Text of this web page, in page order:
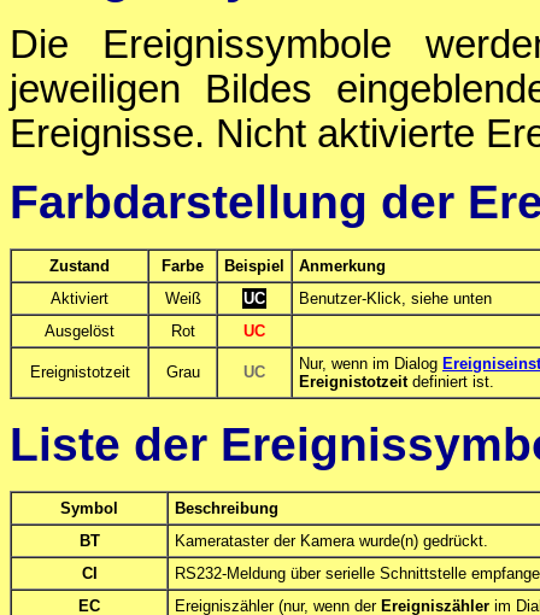
Die Ereignissymbole
jeweiligen Bildes
Ereignisse. Nicht aktivierte
Farbdarstellung der
Zustand Farbe Beispiel
Anmerkung
Aktiviert
Weiß UC
Benutzer-Klick, siehe unten
Ausgelöst
Rot UC
Ereignistotzeit Grau UC Nur, wenn im Dialog
Ereignistotzeitdefiniert ist.
Liste der
Symbol
Beschreibung
BT
Kamerataster der Kamera wurde(n) gedrückt.
CI
RS232-Meldung über serielle Schnittstelle
EC
Ereigniszähler (nur, wenn der Ereigniszähler im